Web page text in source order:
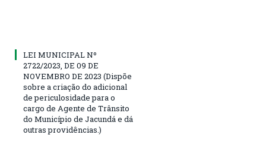
LEI MUNICIPAL Nº
2722/2023, DE 09 DE
NOVEMBRO DE 2023 (Dispõe
sobre a criação do adicional
de periculosidade para o
cargo de Agente de Trânsito
do Município de Jacundá e dá
outras providências.)